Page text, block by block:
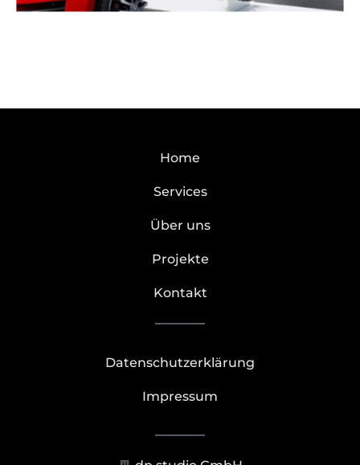
Home
Services
Über uns
Projekte
Kontakt
Datenschutzerklärung
Impressum